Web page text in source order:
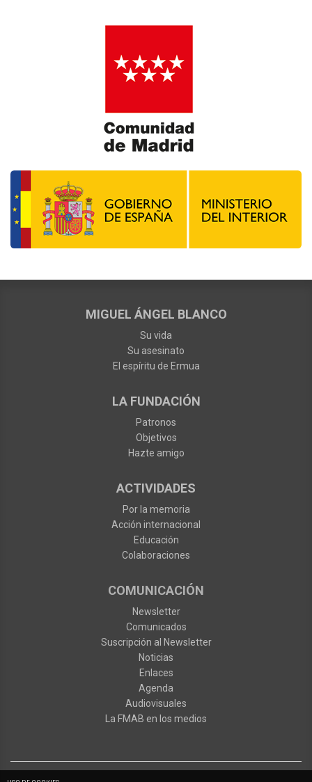
MIGUEL ÁNGEL BLANCO
Su vida
Su asesinato
El espíritu de Ermua
LA FUNDACIÓN
Patronos
Objetivos
Hazte amigo
ACTIVIDADES
Por la memoria
Acción internacional
Educación
Colaboraciones
COMUNICACIÓN
Newsletter
Comunicados
Suscripción al Newsletter
Noticias
Enlaces
Agenda
Audiovisuales
La FMAB en los medios